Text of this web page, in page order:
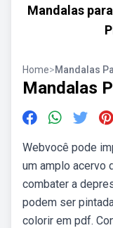
Mandalas
Home>Mandalas
Mandalas
Webvocê pode
um amplo acervo
combater a
podem ser
colorir em pdf.